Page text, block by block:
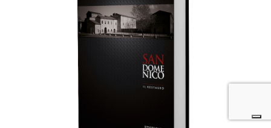
AGGIUNGI AL CARRELLO /